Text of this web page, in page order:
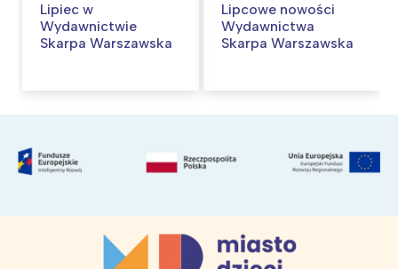
Lipiec w
Wydawnictwie
Skarpa Warszawska
Lipcowe nowości
Wydawnictwa
Skarpa Warszawska